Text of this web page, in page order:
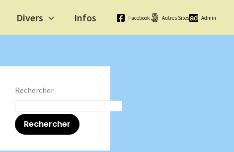
Divers Infos Facebook Autres Sites Admin
Rechercher
Rechercher